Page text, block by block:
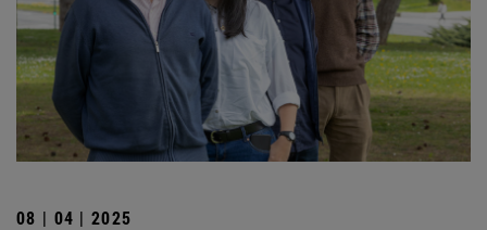
08 | 04 | 2025